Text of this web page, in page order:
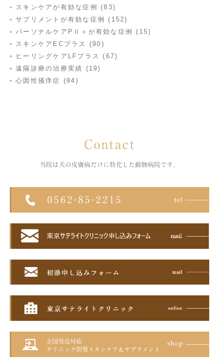
スキンケアが有効な症例 (83)
サプリメントが有効な症例 (152)
パーソナルケアPⅡ＋が有効な症例 (15)
スキンケアECプラス (90)
ヒーリングケアLFプラス (67)
遠隔診療の治療実績 (19)
心因性掻痒症 (94)
Contact
当院は犬の皮膚病だけに特化した 動物病院です。